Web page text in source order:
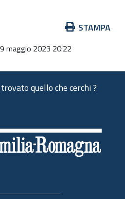
STAMPA
maggio 2023 20:22
quello che cerchi ?